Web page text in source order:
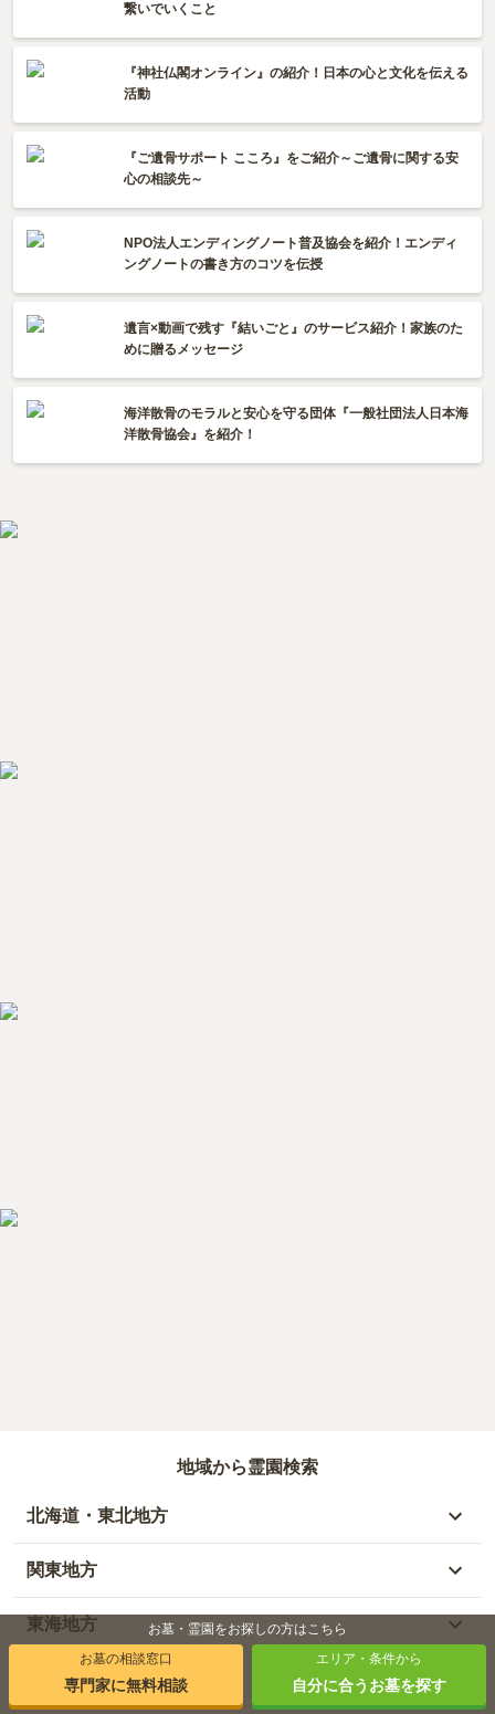
お墓・霊園をお探しの方はこちら
お墓の相談窓口
専門家に無料相談
エリア・条件から
自分に合うお墓を探す
繋いでいくこと
『神社仏閣オンライン』の紹介！日本の心と文化を伝える
活動
『ご遺骨サポート こころ』をご紹介～ご遺骨に関する安
心の相談先～
NPO法人エンディングノート普及協会を紹介！エンディ
ングノートの書き方のコツを伝授
遺言×動画で残す『結いごと』のサービス紹介！家族のた
めに贈るメッセージ
海洋散骨のモラルと安心を守る団体『一般社団法人日本海
洋散骨協会』を紹介！
地域から霊園検索
北海道・東北地方
北海道
青森県
関東地方
東京都
東海地方
愛知県
北陸・甲信越地方